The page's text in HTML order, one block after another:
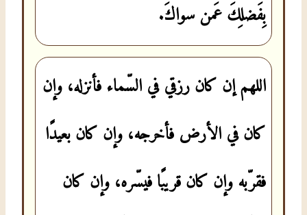
بِفَضلِكَ عَمن سواكَ.
اللهم إن كان رزقي في السّماء فأنزله، وإن
كان في الأرض فأخرجه، وإن كان بعيدًا
فقرّبه وإن كان قريبًا فيسّره، وإن كان